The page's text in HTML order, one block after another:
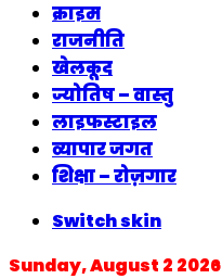
क्राइम
राजनीति
खेलकूद
ज्योतिष – वास्तु
लाइफस्टाइल
व्यापार जगत
शिक्षा – रोज़गार
Switch skin
Sunday, August 2 2026